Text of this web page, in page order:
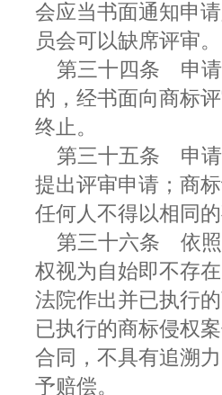
会应当书面通知申
员会可以缺席评审
第三十四条 申请
的，经书面向商标
终止。
第三十五条 申请
提出评审申请；商
任何人不得以相同
第三十六条 依照
权视为自始即不存
法院作出并已执行
已执行的商标侵权
合同，不具有追溯
予赔偿。